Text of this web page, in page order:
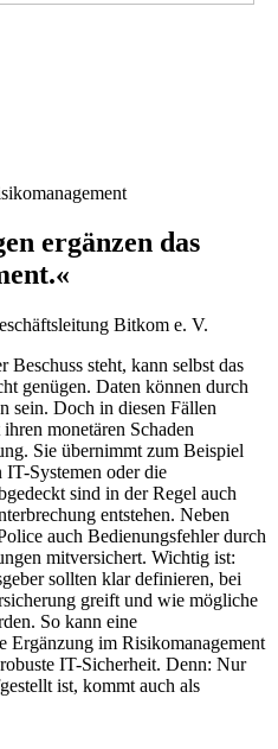
ergänzen das
Bitkom e. V.
steht, kann selbst das
genügen. Daten können durch
sein. Doch in diesen Fällen
monetären Schaden
Sie übernimmt zum Beispiel
Systemen oder die
sind in der Regel auch
entstehen. Neben
auch Bedienungsfehler durch
mitversichert. Wichtig ist:
sollten klar definieren, bei
greift und wie mögliche
So kann eine
Ergänzung im Risikomanagement
IT-Sicherheit. Denn: Nur
ist, kommt auch als